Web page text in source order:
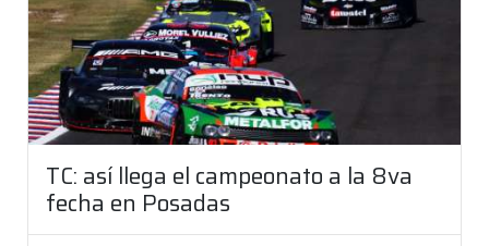
TC: así llega el campeonato a la 8va
fecha en Posadas